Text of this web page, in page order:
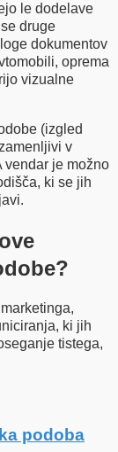
le dodelave
druge
dokumentov
oprema
vizualne
(izgled
v
vendar je možno
ki se jih
ki jih
tistega,
podoba